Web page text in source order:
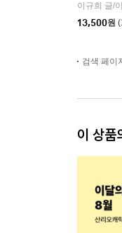
이규희 글/
13,500원
검색 페이
이 상품